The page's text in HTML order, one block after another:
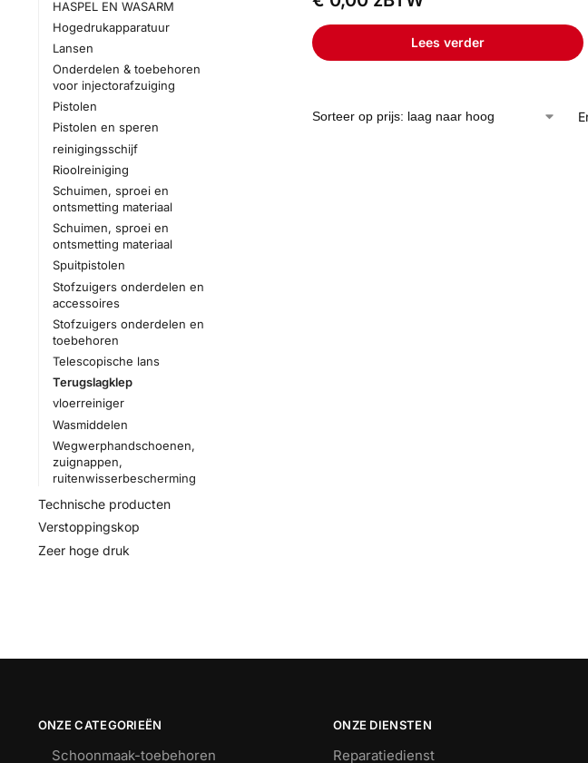
Lees verder
HASPEL EN WASARM
Hogedrukapparatuur
Lansen
Onderdelen & toebehoren
voor injectorafzuiging
Pistolen
Pistolen en speren
reinigingsschijf
Rioolreiniging
Schuimen, sproei en
ontsmetting materiaal
Schuimen, sproei en
ontsmetting materiaal
Spuitpistolen
Stofzuigers onderdelen en
accessoires
Stofzuigers onderdelen en
toebehoren
Telescopische lans
Terugslagklep
vloerreiniger
Wasmiddelen
Wegwerphandschoenen,
zuignappen,
ruitenwisserbescherming
Technische producten
Verstoppingskop
Zeer hoge druk
ONZE CATEGORIEËN
Schoonmaak-toebehoren
ONZE DIENSTEN
Reparatiedienst